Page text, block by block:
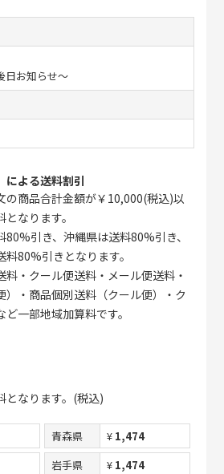
お知らせ〜
による送料割引
の商品合計金額が￥10,000(税込)以
なります。
引き、沖縄県は送料80%引き、
80%引きとなります。
・クール便送料・メール便送料・
）・商品個別送料（クール便）・ク
一部地域加算料です。
となります。(税込)
青森県 ¥ 1,474
岩手県 ¥ 1,474